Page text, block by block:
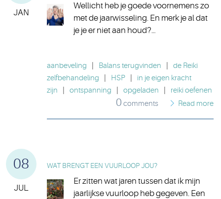
JAN
Wellicht heb je goede voornemens zo
met de jaarwisseling. En merk je al dat
je je er niet aan houd?…
aanbeveling Balans terugvinden
de Reiki
zelfbehandeling
HSP
in je eigen kracht
zijn
ontspanning opgeladen reiki oefenen
0 comments Read more
08
JUL
WAT BRENGT EEN VUURLOOP JOU?
Er zitten wat jaren tussen dat ik mijn
jaarlijkse vuurloop heb gegeven. Een